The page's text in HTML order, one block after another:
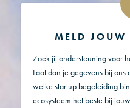
MELD JOUW
Zoek jij ondersteuning voor
Laat dan je gegevens bij
welke startup begeleiding
ecosysteem het beste bij